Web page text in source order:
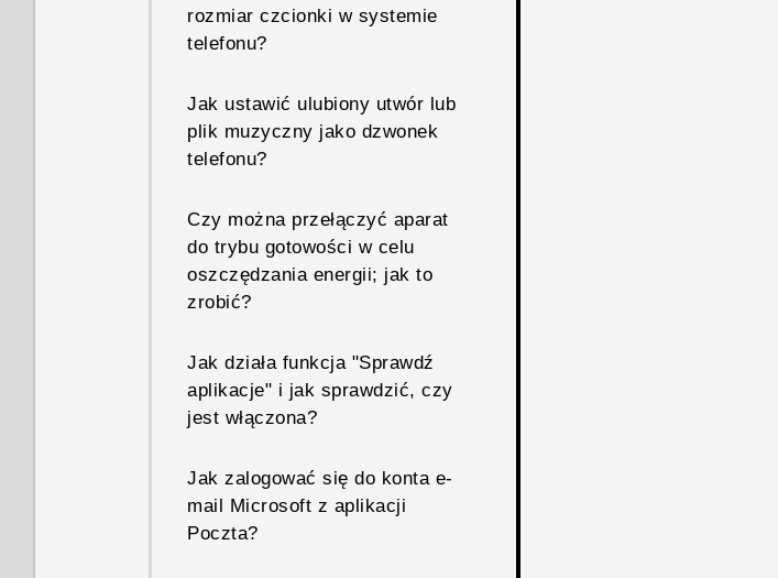
rozmiar czcionki w systemie
telefonu?
Jak ustawić ulubiony utwór lub
plik muzyczny jako dzwonek
telefonu?
Czy można przełączyć aparat
do trybu gotowości w celu
oszczędzania energii; jak to
zrobić?
Jak działa funkcja "Sprawdź
aplikacje" i jak sprawdzić, czy
jest włączona?
Jak zalogować się do konta e-
mail Microsoft z aplikacji
Poczta?